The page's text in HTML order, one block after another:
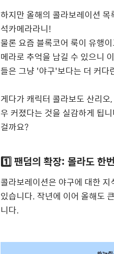
하지만 올해의 콜라보레이션
석카메라라니!
물론 요즘 블록코어 룩이 유행
메라로 추억을 남길 수 있으니
들은 그냥 '야구'보다는 더 커
게다가 캐릭터 콜라보도 산리
우 커졌다는 것을 실감하게 됩
걸까요?
1️⃣ 팬덤의 확장: 몰라도 한
콜라보레이션은 야구에 대한
있습니다. 작년에 이어 올해도
니다.